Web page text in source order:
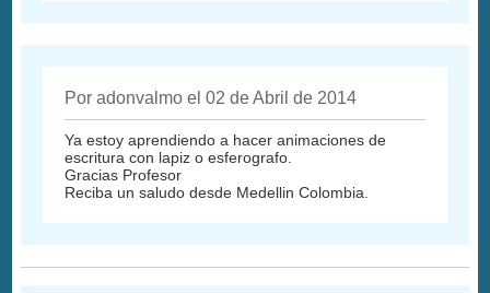
Por adonvalmo el 02 de Abril de 2014
Ya estoy aprendiendo a hacer animaciones de
escritura con lapiz o esferografo.
Gracias Profesor
Reciba un saludo desde Medellin Colombia.